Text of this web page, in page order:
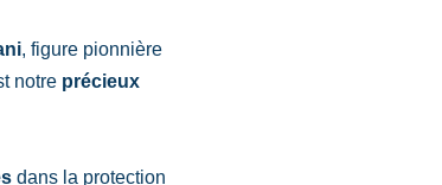
, figure pionnière
notre précieux
dans la protection